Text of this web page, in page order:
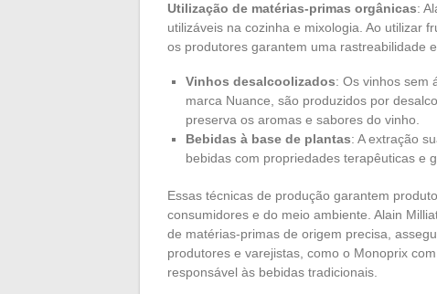
Utilização de matérias-primas orgânicas:
utilizáveis na cozinha e mixologia. Ao utilizar
os produtores garantem uma rastreabilidade
Vinhos desalcoolizados: Os vinhos sem
marca Nuance, são produzidos por
preserva os aromas e sabores do vinho.
Bebidas à base de plantas: A extração
bebidas com propriedades terapêuticas e
Essas técnicas de produção garantem
consumidores e do meio ambiente. Alain
de matérias-primas de origem precisa,
produtores e varejistas, como o Monoprix
responsável às bebidas tradicionais.